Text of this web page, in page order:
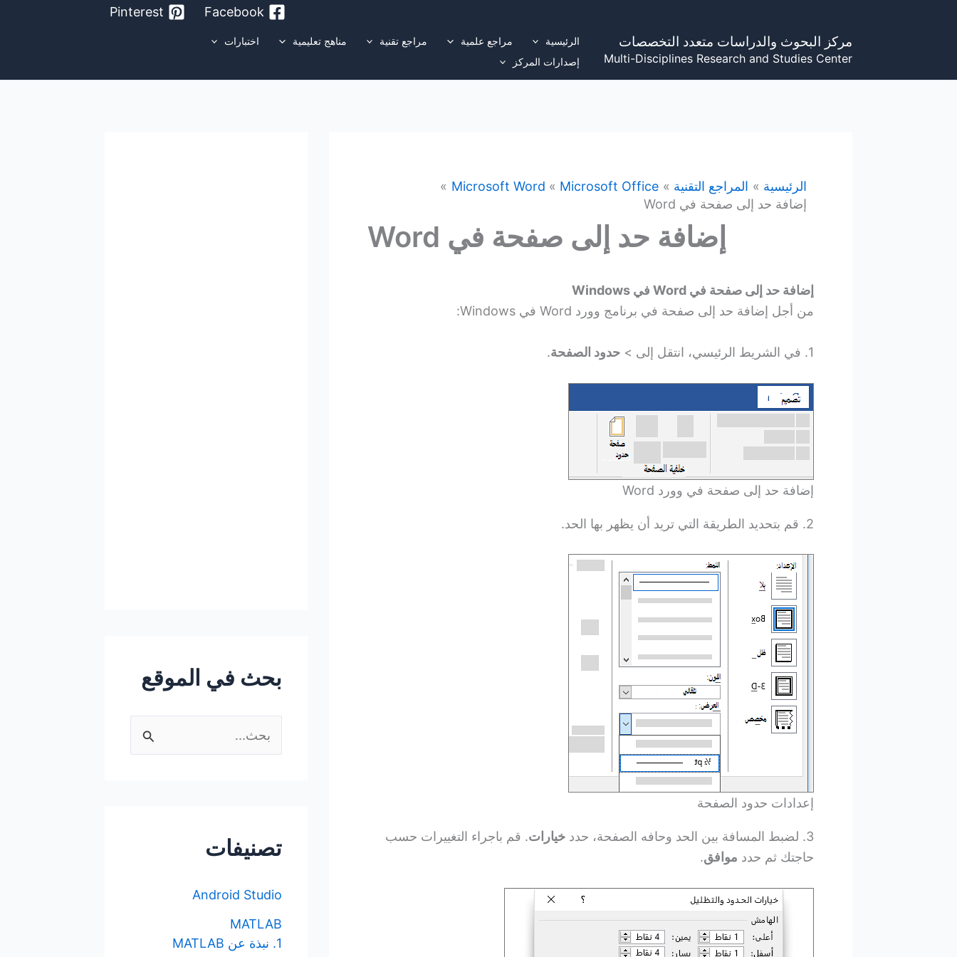
Facebook
Pinterest
مركز البحوث والدراسات متعدد التخصصات
Multi-Disciplines Research and Studies Center
الرئيسية مراجع علمية مراجع تقنية مناهج تعليمية
اختبارات
إصدارات المركز
الرئيسية المراجع التقنية Microsoft Office
Microsoft Word
إضافة حد إلى صفحة في Word
إضافة حد إلى صفحة في Word
إضافة حد إلى صفحة في Word في Windows
من أجل إضافة حد إلى صفحة في برنامج وورد Word في Windows:
1. في الشريط الرئيسي، انتقل إلى > حدود الصفحة.
إضافة حد إلى صفحة في وورد Word
2. قم بتحديد الطريقة التي تريد أن يظهر بها الحد.
إعدادات حدود الصفحة
3. لضبط المسافة بين الحد وحافه الصفحة، حدد خيارات. قم باجراء التغييرات حسب
حاجتك ثم حدد موافق.
بحث في الموقع
ل
ع
تصنيفات
Android Studio
MATLAB
1. نبذة عن MATLAB